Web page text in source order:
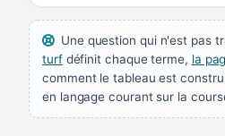
Une question qui n'est pas
turfdéfinit chaque terme, la
comment le tableau est
en langage courant sur la